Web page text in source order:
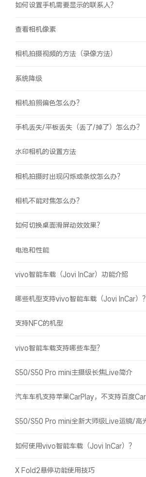
如何设置手机需要显示的联系人？
查看相机像素
相机拍摄视频的方法（录像方法）
系统降级
相机拍照偏色怎么办？
手机丢失/平板丢失（丢了/掉了）怎么办？
水印相机的设置方法
相机拍摄时出现闪烁或条纹怎么办？
相机不能对焦怎么办？
如何切换桌面滑屏动效效果？
电池和性能
vivo智能车载（Jovi InCar）功能介绍
哪些机型支持vivo智能车载（Jovi InCar）？
支持NFC的机型
vivo智能车载支持哪些车型？
S50/S50 Pro mini主摄级长焦Live简介
如何使用vivo智能车载（Jovi InCar）？
X Fold2悬停功能使用技巧